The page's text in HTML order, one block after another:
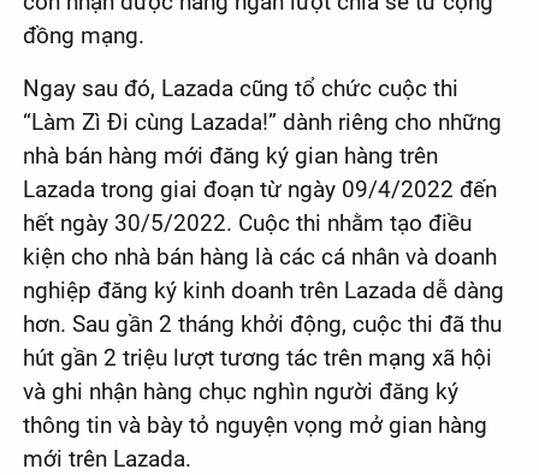
đồng mạng.
Ngay sau đó, Lazada cũng tổ chức cuộc thi
“Làm Zì Đi cùng Lazada!” dành riêng cho những
nhà bán hàng mới đăng ký gian hàng trên
Lazada trong giai đoạn từ ngày 09/4/2022 đến
hết ngày 30/5/2022. Cuộc thi nhằm tạo điều
kiện cho nhà bán hàng là các cá nhân và doanh
nghiệp đăng ký kinh doanh trên Lazada dễ dàng
hơn. Sau gần 2 tháng khởi động, cuộc thi đã thu
hút gần 2 triệu lượt tương tác trên mạng xã hội
và ghi nhận hàng chục nghìn người đăng ký
thông tin và bày tỏ nguyện vọng mở gian hàng
mới trên Lazada.